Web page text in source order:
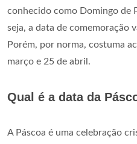
conhecido como Domingo de
seja, a data de comemoração
Porém, por norma, costuma
março e 25 de abril.
Qual é a data da
A Páscoa é uma celebração